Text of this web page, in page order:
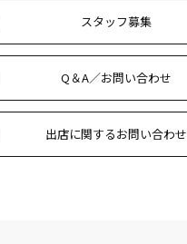
スタッフ募集
Q＆A／お問い合わせ
出店に関するお問い合わせ